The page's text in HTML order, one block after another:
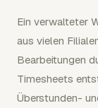
Ein verwalteter
aus vielen
Bearbeitungen
Timesheets
Überstunden-